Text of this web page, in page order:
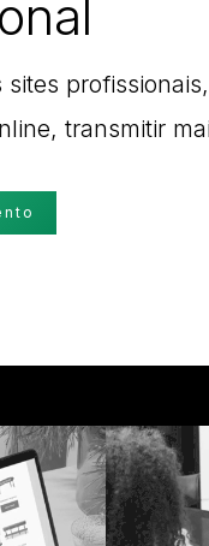
sites
transmitir